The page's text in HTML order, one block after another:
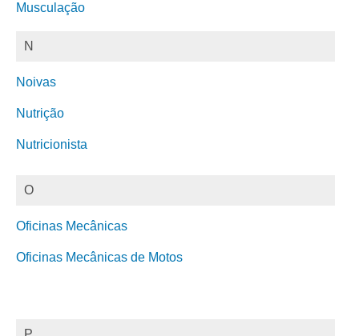
Musculação
N
Noivas
Nutrição
Nutricionista
O
Oficinas Mecânicas
Oficinas Mecânicas de Motos